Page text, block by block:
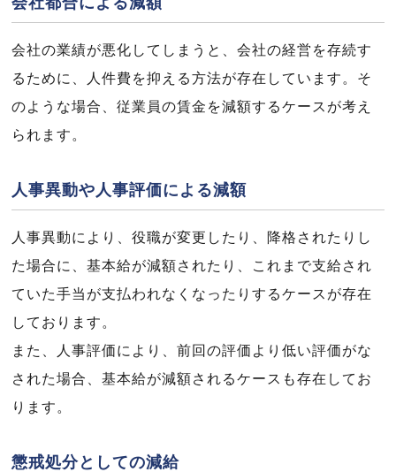
会社の業績が悪化してしまうと、会社の経営を存続す
るために、人件費を抑える方法が存在しています。そ
のような場合、従業員の賃金を減額するケースが考え
られます。
人事異動や人事評価による減額
人事異動により、役職が変更したり、降格されたりし
た場合に、基本給が減額されたり、これまで支給され
ていた手当が支払われなくなったりするケースが存在
しております。
また、人事評価により、前回の評価より低い評価がな
された場合、基本給が減額されるケースも存在してお
ります。
懲戒処分としての減給